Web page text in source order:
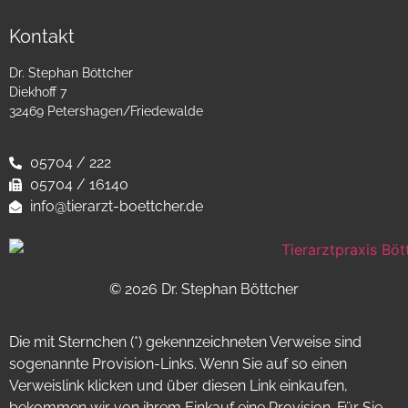
Kontakt
Dr. Stephan Böttcher
Diekhoff 7
32469 Petershagen/Friedewalde
05704 / 222
05704 / 16140
info@tierarzt-boettcher.de
© 2026 Dr. Stephan Böttcher
Die mit Sternchen (*) gekennzeichneten Verweise sind
sogenannte Provision-Links. Wenn Sie auf so einen
Verweislink klicken und über diesen Link einkaufen,